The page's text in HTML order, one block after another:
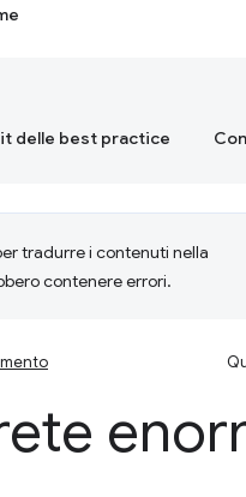
delle best practice
tradurre i contenuti nella
contenere errori.